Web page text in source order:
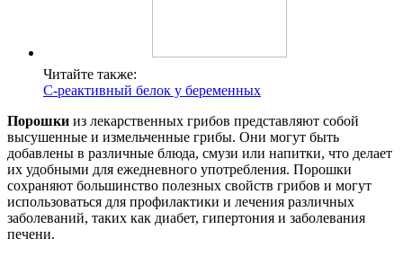
Читайте также:
С-реактивный белок у беременных
Порошки из лекарственных грибов представляют собой
высушенные и измельченные грибы. Они могут быть
добавлены в различные блюда, смузи или напитки, что делает
их удобными для ежедневного употребления. Порошки
сохраняют большинство полезных свойств грибов и могут
использоваться для профилактики и лечения различных
заболеваний, таких как диабет, гипертония и заболевания
печени.